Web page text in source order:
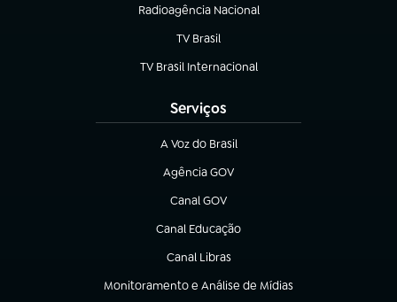
Radioagência Nacional
(abre em nova aba)
TV Brasil
(abre em nova aba)
TV Brasil Internacional
(abre em nova aba)
Serviços
A Voz do Brasil
(abre em nova aba)
Agência GOV
(abre em nova aba)
Canal GOV
(abre em nova aba)
Canal Educação
(abre em nova aba)
Canal Libras
(abre em nova aba)
Monitoramento e Análise de Mídias
(abre em nova aba)